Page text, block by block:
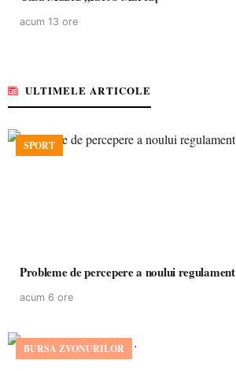
acum 13 ore
ULTIMELE ARTICOLE
SPORT
Probleme de percepere a noului regulament
acum 6 ore
BURSA ZVONURILOR